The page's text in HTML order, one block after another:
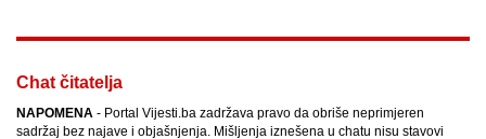
Chat čitatelja
NAPOMENA - Portal Vijesti.ba zadržava pravo da obriše neprimjeren
sadržaj bez najave i objašnjenja. Mišljenja iznešena u chatu nisu stavovi